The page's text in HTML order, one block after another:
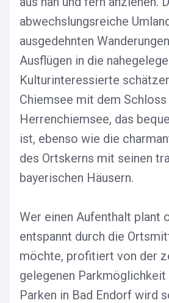
abwechslungsreiche
ausgedehnten
Ausflügen in die
Kulturinteressierte
Chiemsee mit dem Schloss
Herrenchiemsee, das
ist, ebenso wie die
des Ortskerns mit seinen
bayerischen Häusern.
Wer einen Aufenthalt plant
entspannt durch die
möchte, profitiert von der
gelegenen Parkmöglichkeit
Parken in Bad Endorf wird